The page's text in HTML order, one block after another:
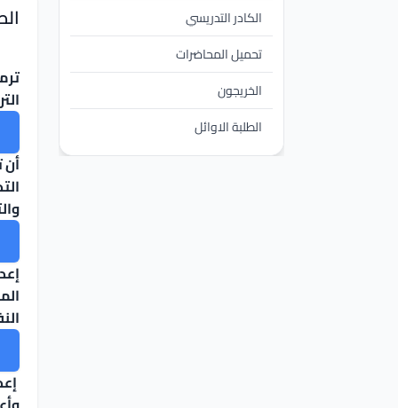
الكادر التدريسي
تحميل المحاضرات
الخريجون
الطلبة الاوائل
أن